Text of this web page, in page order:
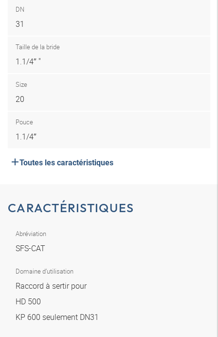
DN
31
Taille de la bride
1.1/4″ "
Size
20
Pouce
1.1/4″
Toutes les caractéristiques
CARACTÉRISTIQUES
Abréviation
SFS-CAT
Domaine d’utilisation
Raccord à sertir pour
HD 500
KP 600 seulement DN31